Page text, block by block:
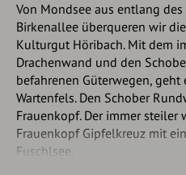
Von Mondsee aus entlang
Birkenallee überqueren wir
Kulturgut Höribach. Mit dem
Drachenwand und den
befahrenen Güterwegen,
Wartenfels. Den Schober
Frauenkopf. Der immer steiler
Frauenkopf Gipfelkreuz mit
Fuschlsee.